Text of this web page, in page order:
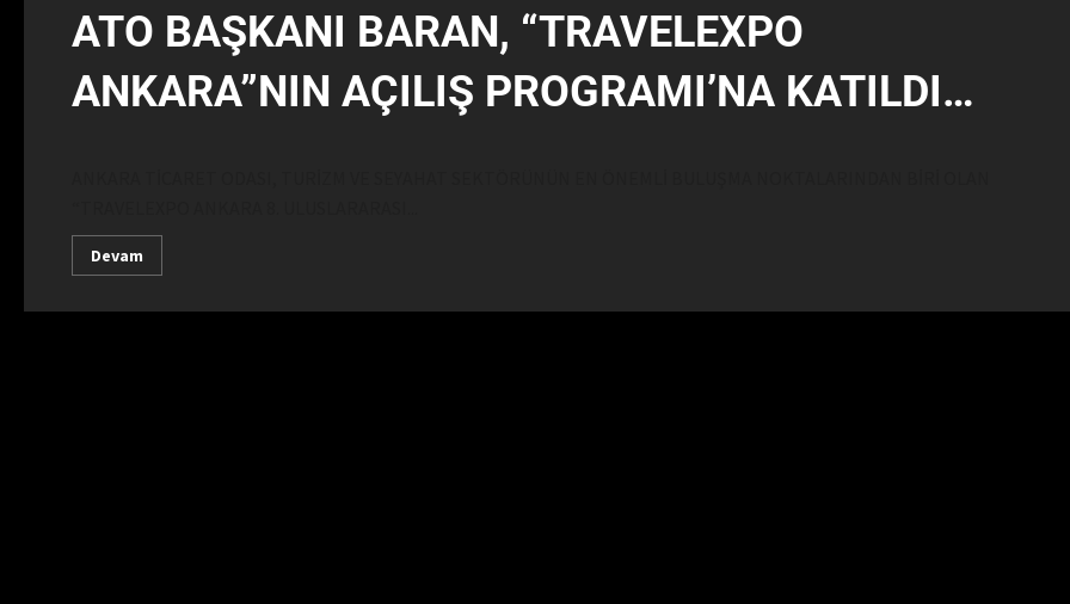
ATO BAŞKANI BARAN, “TRAVELEXPO
ANKARA”NIN AÇILIŞ PROGRAMI’NA KATILDI…
Devam